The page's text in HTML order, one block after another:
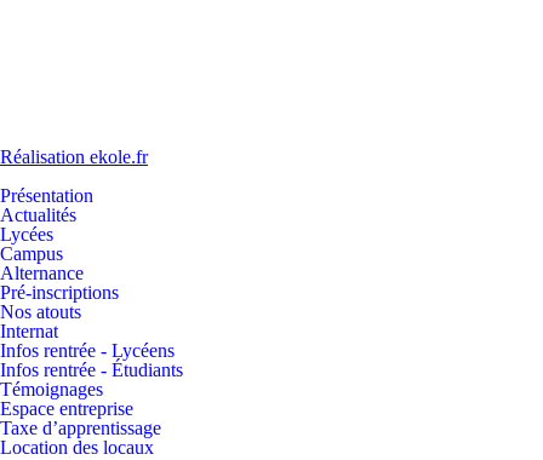
Réalisation ekole.fr
Présentation
Actualités
Lycées
Campus
Alternance
Pré-inscriptions
Nos atouts
Internat
Infos rentrée - Lycéens
Infos rentrée - Étudiants
Témoignages
Espace entreprise
Taxe d’apprentissage
Location des locaux